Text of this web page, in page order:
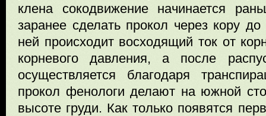
клена сокодвижение начинается
заранее сделать прокол через кору
ней происходит восходящий ток от
корневого давления, а после
осуществляется благодаря
прокол фенологи делают на южной
высоте груди. Как только появятся